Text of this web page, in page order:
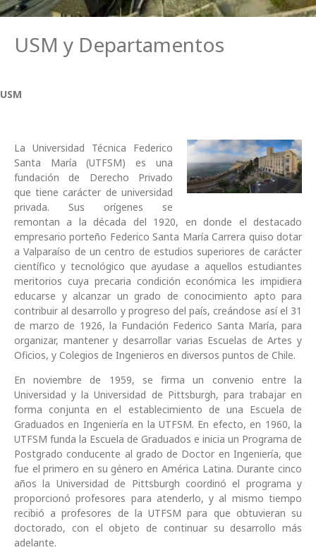
USM y Departamentos
USM
La Universidad Técnica Federico
Santa María (UTFSM) es una
fundación de Derecho Privado
que tiene carácter de universidad
privada. Sus orígenes se
remontan a la década del 1920, en donde el destacado
empresario porteño Federico Santa María Carrera quiso dotar
a Valparaíso de un centro de estudios superiores de carácter
científico y tecnológico que ayudase a aquellos estudiantes
meritorios cuya precaria condición económica les impidiera
educarse y alcanzar un grado de conocimiento apto para
contribuir al desarrollo y progreso del país, creándose así el 31
de marzo de 1926, la Fundación Federico Santa María, para
organizar, mantener y desarrollar varias Escuelas de Artes y
Oficios, y Colegios de Ingenieros en diversos puntos de Chile.
En noviembre de 1959, se firma un convenio entre la
Universidad y la Universidad de Pittsburgh, para trabajar en
forma conjunta en el establecimiento de una Escuela de
Graduados en Ingeniería en la UTFSM. En efecto, en 1960, la
UTFSM funda la Escuela de Graduados e inicia un Programa de
Postgrado conducente al grado de Doctor en Ingeniería, que
fue el primero en su género en América Latina. Durante cinco
años la Universidad de Pittsburgh coordinó el programa y
proporcionó profesores para atenderlo, y al mismo tiempo
recibió a profesores de la UTFSM para que obtuvieran su
doctorado, con el objeto de continuar su desarrollo más
adelante.